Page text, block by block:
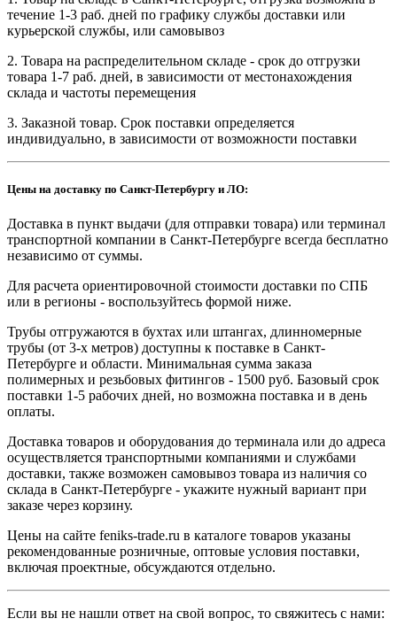
течение 1-3 раб. дней по графику службы доставки или
курьерской службы, или самовывоз
2. Товара на распределительном складе - срок до отгрузки
товара 1-7 раб. дней, в зависимости от местонахождения
склада и частоты перемещения
3. Заказной товар. Срок поставки определяется
индивидуально, в зависимости от возможности поставки
Цены на доставку по Санкт-Петербургу и ЛО:
Доставка в пункт выдачи (для отправки товара) или терминал
транспортной компании в Санкт-Петербурге всегда бесплатно
независимо от суммы.
Для расчета ориентировочной стоимости доставки по СПБ
или в регионы - воспользуйтесь формой ниже.
Трубы отгружаются в бухтах или штангах, длинномерные
трубы (от 3-х метров) доступны к поставке в Санкт-
Петербурге и области. Минимальная сумма заказа
полимерных и резьбовых фитингов - 1500 руб. Базовый срок
поставки 1-5 рабочих дней, но возможна поставка и в день
оплаты.
Доставка товаров и оборудования до терминала или до адреса
осуществляется транспортными компаниями и службами
доставки, также возможен самовывоз товара из наличия со
склада в Санкт-Петербурге - укажите нужный вариант при
заказе через корзину.
Цены на сайте feniks-trade.ru в каталоге товаров указаны
рекомендованные розничные, оптовые условия поставки,
включая проектные, обсуждаются отдельно.
Если вы не нашли ответ на свой вопрос, то свяжитесь с нами: